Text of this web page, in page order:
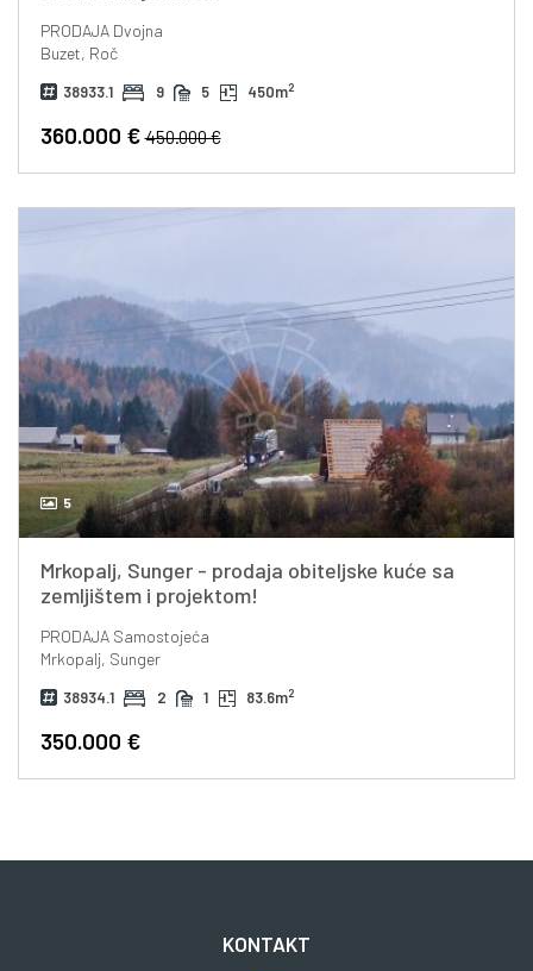
PRODAJADvojna
Buzet, Roč
38933.1 9 5 450m2
360.000 €450.000 €
5
Mrkopalj, Sunger - prodaja obiteljske kuće sa
zemljištem i projektom!
PRODAJASamostojeća
Mrkopalj, Sunger
38934.1 2 1 83.6m2
350.000 €
KONTAKT